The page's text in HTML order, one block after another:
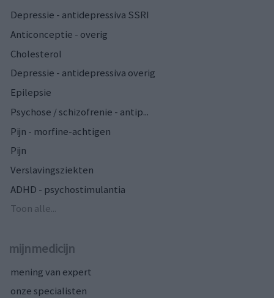
Depressie - antidepressiva SSRI
Anticonceptie - overig
Cholesterol
Depressie - antidepressiva overig
Epilepsie
Psychose / schizofrenie - antip...
Pijn - morfine-achtigen
Pijn
Verslavingsziekten
ADHD - psychostimulantia
Toon alle...
mijnmedicijn
mening van expert
onze specialisten